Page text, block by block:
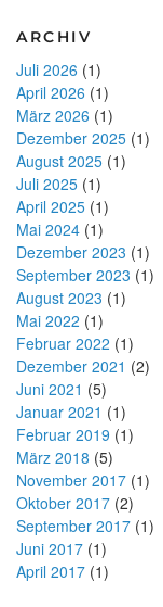
ARCHIV
Juli 2026 (1)
April 2026 (1)
März 2026 (1)
Dezember 2025 (1)
August 2025 (1)
Juli 2025 (1)
April 2025 (1)
Mai 2024 (1)
Dezember 2023 (1)
September 2023 (1)
August 2023 (1)
Mai 2022 (1)
Februar 2022 (1)
Dezember 2021 (2)
Juni 2021 (5)
Januar 2021 (1)
Februar 2019 (1)
März 2018 (5)
November 2017 (1)
Oktober 2017 (2)
September 2017 (1)
Juni 2017 (1)
April 2017 (1)